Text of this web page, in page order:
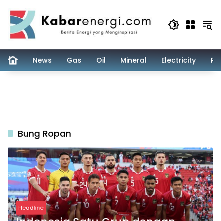
content
News Gas Oil Mineral Electricity
Bung Ropan
Headline